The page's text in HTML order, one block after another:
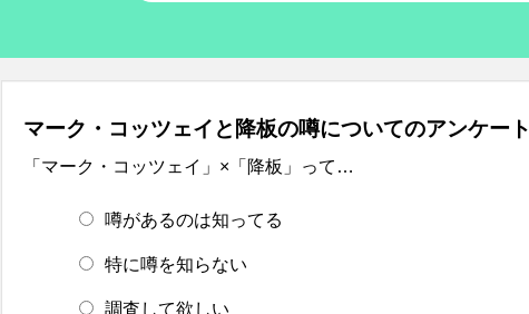
マーク・コッツェイと降板の噂についてのアンケート
「マーク・コッツェイ」×「降板」って…
噂があるのは知ってる
特に噂を知らない
調査して欲しい